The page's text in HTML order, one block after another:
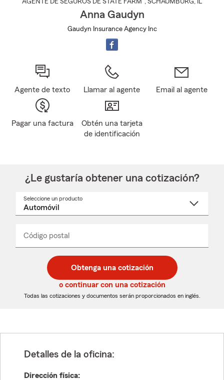
AGENTE DE SEGUROS DE STATE FARM , SCHAUMBURG, IL
Anna Gaudyn
Gaudyn Insurance Agency Inc
Agente de texto Llamar al agente Email al agente
Pagar una factura
Obtén una tarjeta
de identificación
¿Le gustaría obtener una cotización?
Seleccione un producto
desplegable
Código postal
de
5
dígitos
de
5
dígitos
_____
Obtenga una cotización
o continuar con una cotización
Todas las cotizaciones y documentos serán proporcionados en inglés.
Detalles de la oficina:
Dirección física: